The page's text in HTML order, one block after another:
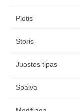
Plotis
Storis
Juostos tipas
Spalva